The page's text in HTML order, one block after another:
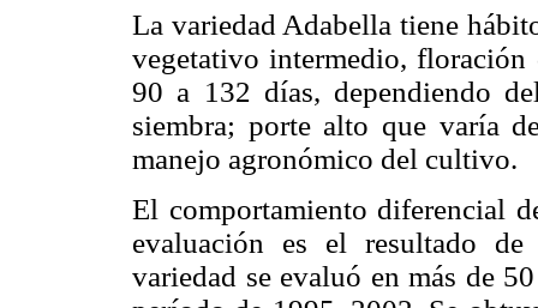
La variedad Adabella tiene
vegetativo intermedio,
90 a 132 días, dependiendo
siembra; porte alto que varía
manejo agronómico del cultivo.
El comportamiento diferencial
evaluación es el resultado de
variedad se evaluó en más de